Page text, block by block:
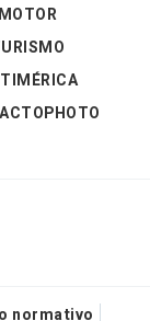
MOTOR
normativo